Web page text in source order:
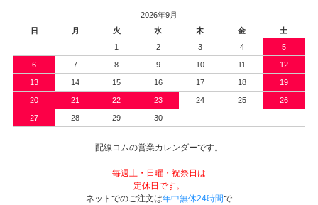
2026年9月
日
月 火 水 木 金
土
1
2 3 4 5
6 7 8 9 10 11 12
13 14 15 16 17 18 19
20 21 22 23 24 25 26
27 28 29 30
配線コムの営業カレンダーです。
毎週土・日曜・祝祭日は
定休日です。
ネットでのご注文は年中無休24時間で